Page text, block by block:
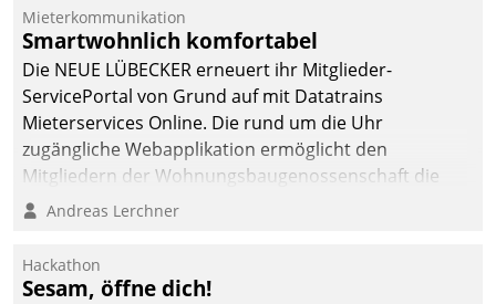
Mieterkommunikation
Smartwohnlich komfortabel
Die NEUE LÜBECKER erneuert ihr Mitglieder-
ServicePortal von Grund auf mit Datatrains
Mieterservices Online. Die rund um die Uhr
zugängliche Webapplikation ermöglicht den
Mitgliedern der Wohnungs­bau­genossenschaft die
Kontaktaufnahme per Smartphone, Tablet oder PC.
Andreas Lerchner
Hackathon
Sesam, öffne dich!